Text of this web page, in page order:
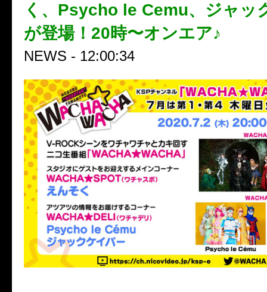
く、Psycho le Cemu、ジャッ
が登場！20時〜オンエア♪
NEWS - 12:00:34